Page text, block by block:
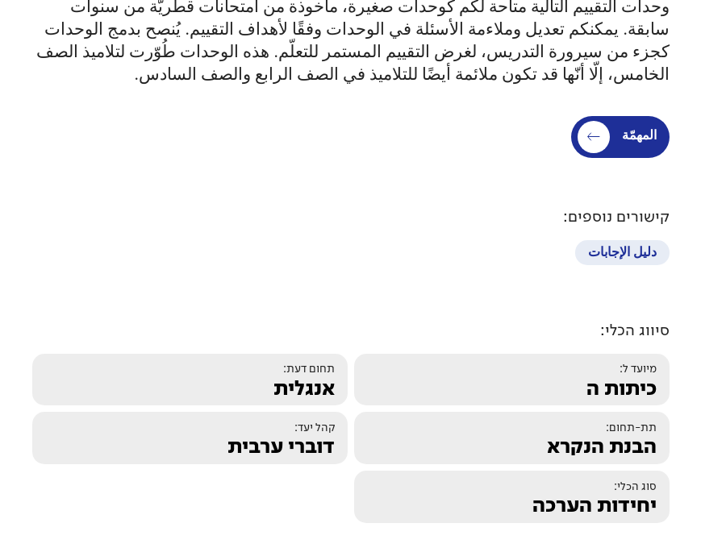
وحدات التقييم التالية متاحة لكم كوحدات صغيرة، مأخوذة من امتحانات قطريّة من سنوات
سابقة. يمكنكم تعديل وملاءمة الأسئلة في الوحدات وفقًا لأهداف التقييم. يُنصح بدمج الوحدات
كجزء من سيرورة التدريس، لغرض التقييم المستمر للتعلّم. هذه الوحدات طُوّرت لتلاميذ الصف
الخامس، إلّا أنّها قد تكون ملائمة أيضًا للتلاميذ في الصف الرابع والصف السادس.
المهمّة
קישורים נוספים:
دليل الإجابات
סיווג הכלי:
מיועד ל:
כיתות ה
תחום דעת:
אנגלית
תת-תחום:
הבנת הנקרא
קהל יעד:
דוברי ערבית
סוג הכלי:
יחידות הערכה